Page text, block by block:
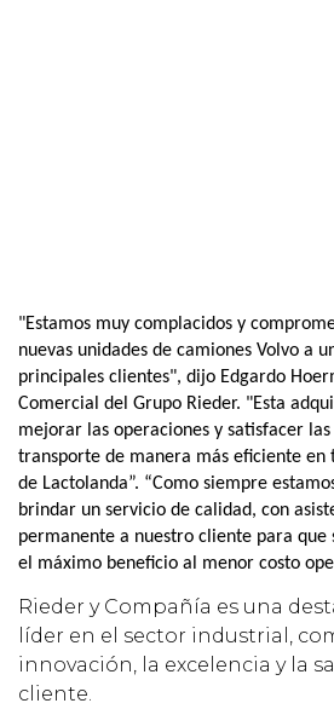
"Estamos muy complacidos y
nuevas unidades de camiones Volvo a
principales clientes", dijo Edgardo
Comercial del Grupo Rieder. "Esta
mejorar las operaciones y satisfacer
transporte de manera más eficiente en
de Lactolanda”. “Como siempre
brindar un servicio de calidad, con
permanente a nuestro cliente para que
el máximo beneficio al menor costo
Rieder y Compañía es una
líder en el sector industrial,
innovación, la excelencia y la
cliente.